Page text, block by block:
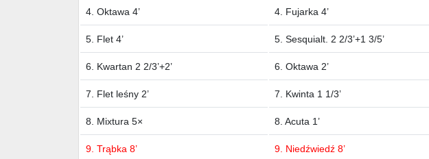
4. Oktawa 4’ 4. Fujarka 4’
5. Flet 4’ 5. Sesquialt. 2 2/3’+1 3/5’
6. Kwartan 2 2/3’+2’ 6. Oktawa 2’
7. Flet leśny 2’ 7. Kwinta 1 1/3’
8. Mixtura 5× 8. Acuta 1’
9. Trąbka 8’ 9. Niedźwiedź 8’